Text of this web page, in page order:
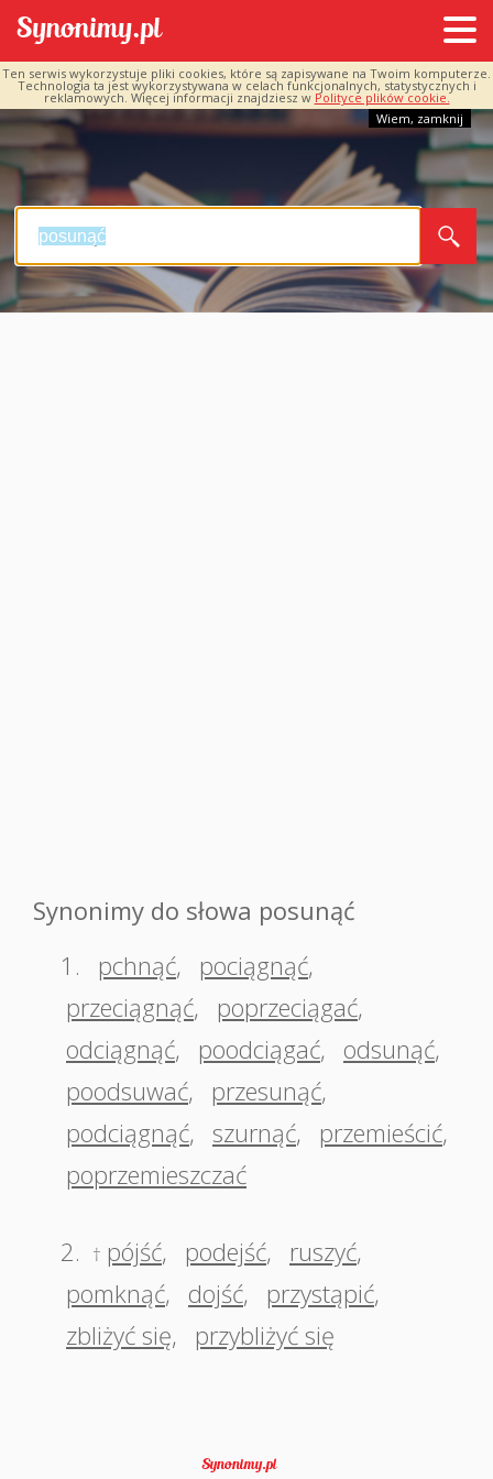
Ten serwis wykorzystuje pliki cookies, które są zapisywane na Twoim komputerze.
Technologia ta jest wykorzystywana w celach funkcjonalnych, statystycznych i
reklamowych. Więcej informacji znajdziesz w Polityce plików cookie.
Wiem, zamknij
Synonimy do słowa posunąć
1.
pchnąć, pociągnąć,
przeciągnąć, poprzeciągać,
odciągnąć, poodciągać, odsunąć,
poodsuwać, przesunąć,
podciągnąć, szurnąć, przemieścić,
poprzemieszczać
2. † pójść, podejść, ruszyć,
pomknąć, dojść, przystąpić,
zbliżyć się, przybliżyć się